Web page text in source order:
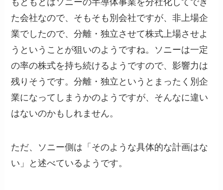
た会社なので、そもそも別会社ですが、非上場企
業でしたので、分離・独立させて株式上場させよ
うということが狙いのようですね。ソニーは一定
の率の株式を持ち続けるようですので、影響力は
残りそうです。分離・独立というとまったく別企
業になってしまうかのようですが、そんなに違い
はないのかもしれません。
ただ、ソニー側は「そのような具体的な計画はな
い」と述べているようです。